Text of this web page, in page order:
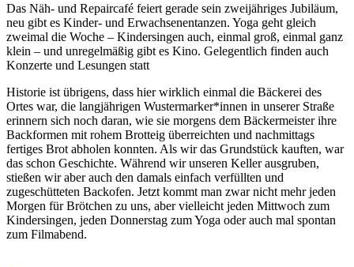
Das Näh- und Repaircafé feiert gerade sein zweijähriges Jubiläum,
neu gibt es Kinder- und Erwachsenentanzen. Yoga geht gleich
zweimal die Woche – Kindersingen auch, einmal groß, einmal ganz
klein – und unregelmäßig gibt es Kino. Gelegentlich finden auch
Konzerte und Lesungen statt
Historie ist übrigens, dass hier wirklich einmal die Bäckerei des
Ortes war, die langjährigen Wustermarker*innen in unserer Straße
erinnern sich noch daran, wie sie morgens dem Bäckermeister ihre
Backformen mit rohem Brotteig überreichten und nachmittags
fertiges Brot abholen konnten. Als wir das Grundstück kauften, war
das schon Geschichte. Während wir unseren Keller ausgruben,
stießen wir aber auch den damals einfach verfüllten und
zugeschütteten Backofen. Jetzt kommt man zwar nicht mehr jeden
Morgen für Brötchen zu uns, aber vielleicht jeden Mittwoch zum
Kindersingen, jeden Donnerstag zum Yoga oder auch mal spontan
zum Filmabend.